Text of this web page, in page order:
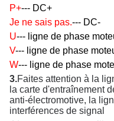
P+--- DC+
Je ne sais pas.--- DC-
U--- ligne de phase
V--- ligne de phase
W--- ligne de phase
3.Faites attention à la
la carte d'entraînement
anti-électromotive, la
interférences de signal